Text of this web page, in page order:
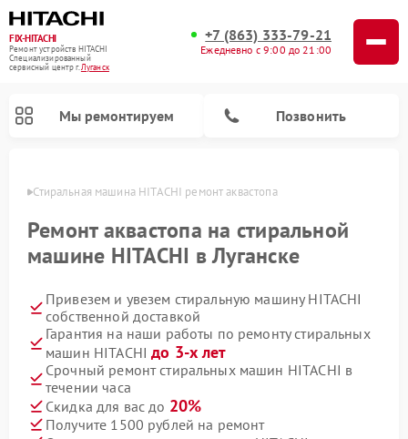
FIX-HITACHI
Ремонт устройств HITACHI
Специализированный
cервисный центр г.Луганск
+7 (863) 333-79-21
Ежедневно с 9:00 до 21:00
Мы ремонтируем Позвонить
Стиральная машина HITACHI ремонт аквастопа
Ремонт аквастопа на стиральной
машине HITACHI в Луганске
Привезем и увезем стиральную машину HITACHI
собственной доставкой
Гарантия на наши работы по ремонту стиральных
машин HITACHIдо 3-х лет
Срочный ремонт стиральных машин HITACHI в
течении часа
Скидка для вас до 20%
Получите 1500 рублей на ремонт